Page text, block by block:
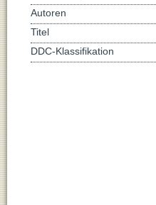
Autoren
Titel
DDC-Klassifikation